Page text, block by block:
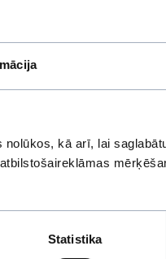
kā arī, lai
Statistika